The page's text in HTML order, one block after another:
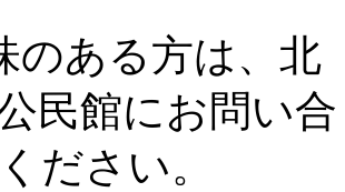
のある方は、北
民館にお問い合
ださい。